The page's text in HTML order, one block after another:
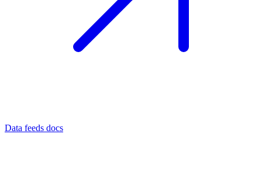
Data feeds docs